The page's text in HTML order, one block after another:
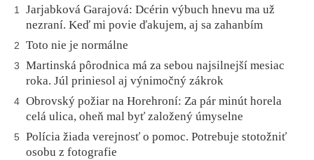
1
Jarjabková Garajová: Dcérin výbuch hnevu ma už
nezraní. Keď mi povie ďakujem, aj sa zahanbím
2 Toto nie je normálne
3
Martinská pôrodnica má za sebou najsilnejší mesiac
roka. Júl priniesol aj výnimočný zákrok
4 Obrovský požiar na Horehroní: Za pár minút horela
celá ulica, oheň mal byť založený úmyselne
5
Polícia žiada verejnosť o pomoc. Potrebuje stotožniť
osobu z fotografie